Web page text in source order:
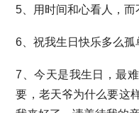
5、用时间和心看人，而
6、祝我生日快乐多么孤
7、今天是我生日，最
要，老天爷为什么要这